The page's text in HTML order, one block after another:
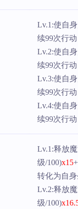
Lv.1:使自
续99次行
Lv.2:使自
续99次行
Lv.3:使自
续99次行
Lv.4:使自
续99次行
Lv.1:释放
级/100)x15
转化为自
Lv.2:释放
级/100)